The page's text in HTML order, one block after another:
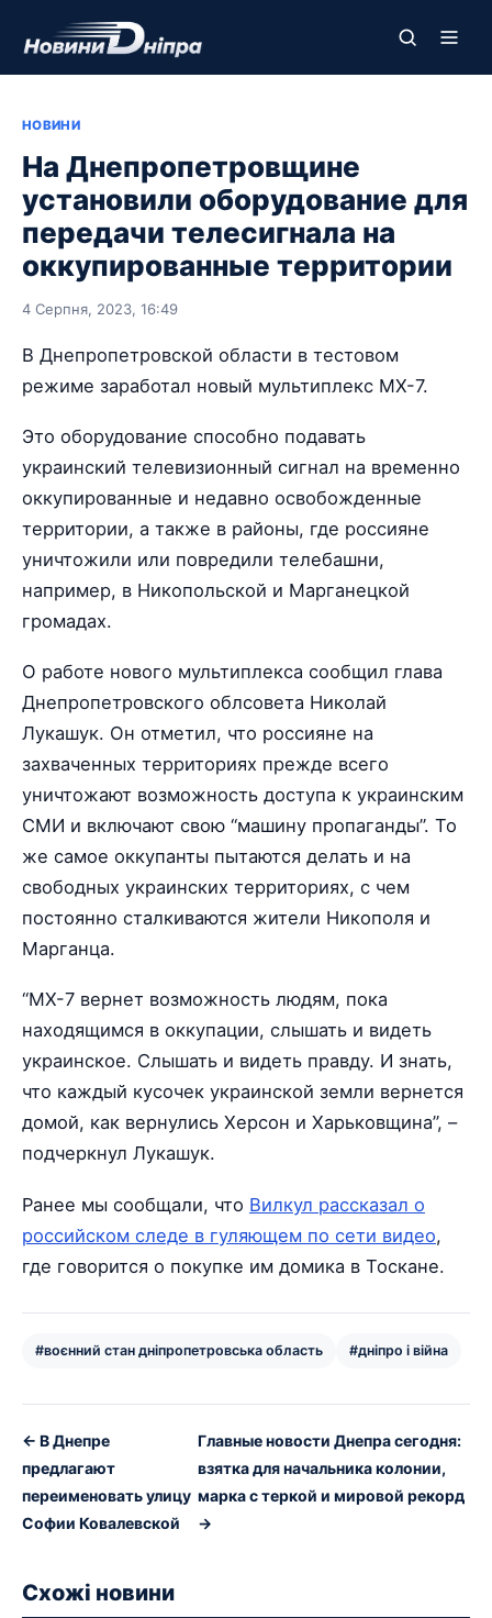
НОВИНИ
На Днепропетровщине
установили оборудование для
передачи телесигнала на
оккупированные территории
4 Серпня, 2023, 16:49
В Днепропетровской области в тестовом
режиме заработал новый мультиплекс МХ-7.
Это оборудование способно подавать
украинский телевизионный сигнал на временно
оккупированные и недавно освобожденные
территории, а также в районы, где россияне
уничтожили или повредили телебашни,
например, в Никопольской и Марганецкой
громадах.
О работе нового мультиплекса сообщил глава
Днепропетровского облсовета Николай
Лукашук. Он отметил, что россияне на
захваченных территориях прежде всего
уничтожают возможность доступа к украинским
СМИ и включают свою “машину пропаганды”. То
же самое оккупанты пытаются делать и на
свободных украинских территориях, с чем
постоянно сталкиваются жители Никополя и
Марганца.
“МХ-7 вернет возможность людям, пока
находящимся в оккупации, слышать и видеть
украинское. Слышать и видеть правду. И знать,
что каждый кусочек украинской земли вернется
домой, как вернулись Херсон и Харьковщина”, –
подчеркнул Лукашук.
Ранее мы сообщали, что Вилкул рассказал о
российском следе в гуляющем по сети видео,
где говорится о покупке им домика в Тоскане.
#воєнний стан дніпропетровська область #дніпро і війна
← В Днепре
предлагают
переименовать улицу
Софии Ковалевской
Главные новости Днепра сегодня:
взятка для начальника колонии,
марка с теркой и мировой рекорд
→
Схожі новини